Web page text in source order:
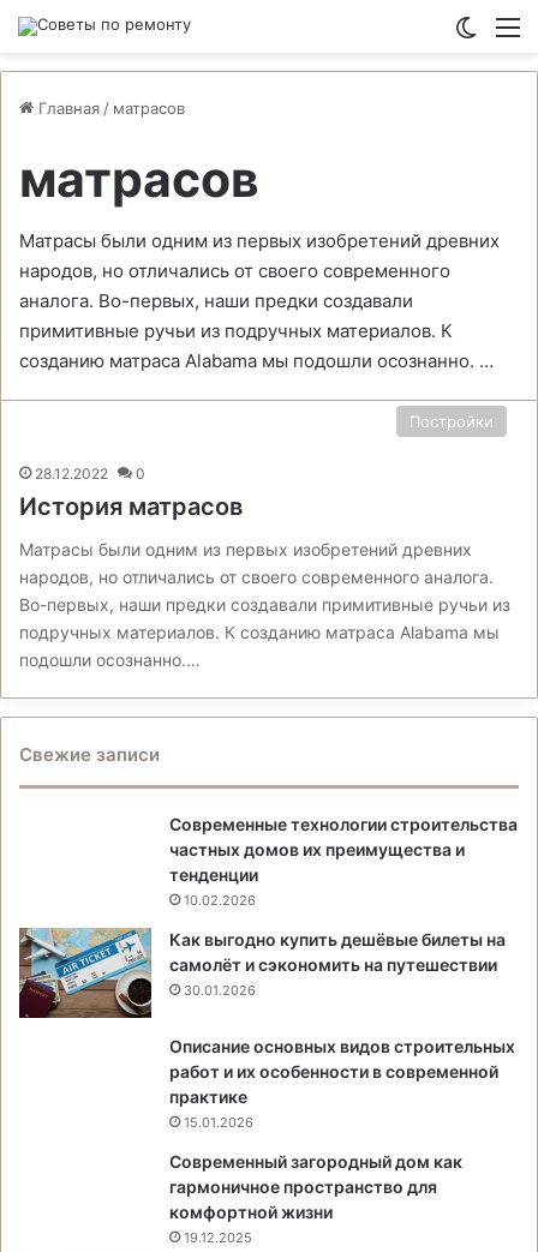
Главная / матрасов
матрасов
Матрасы были одним из первых изобретений древних
народов, но отличались от своего современного
аналога. Во-первых, наши предки создавали
примитивные ручьи из подручных материалов. К
созданию матраса Alabama мы подошли осознанно. …
Постройки
28.12.2022 0
История матрасов
Матрасы были одним из первых изобретений древних
народов, но отличались от своего современного аналога.
Во-первых, наши предки создавали примитивные ручьи из
подручных материалов. К созданию матраса Alabama мы
подошли осознанно.…
Свежие записи
Современные технологии строительства
частных домов их преимущества и
тенденции
10.02.2026
Как выгодно купить дешёвые билеты на
самолёт и сэкономить на путешествии
30.01.2026
Описание основных видов строительных
работ и их особенности в современной
практике
15.01.2026
Современный загородный дом как
гармоничное пространство для
комфортной жизни
19.12.2025